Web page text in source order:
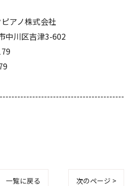
アノ株式会社
中川区吉津3-602
一覧に戻る 次のページ >